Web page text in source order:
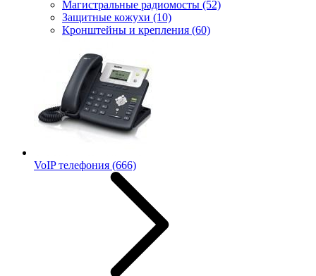
Магистральные радиомосты (52)
Защитные кожухи (10)
Кронштейны и крепления (60)
VoIP телефония (666)